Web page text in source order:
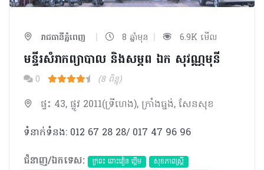
រាជធានីភ្នំពេញ | 8 ឆ្នាំមុន | 6.9K មើល
មន្ទីរសំរាកព្យាបាល និងសម្ភព ឯក សុវណ្ណមុនី
0 (8 ពិន្ទុ)
ផ្ទះ 43, ផ្លូវ 2011(ទ្រីហេង), ក្រាំងធ្នង់, សែនសុខ
ទំនាក់ទំនង: 012 67 28 28/ 017 47 96 96
ជំនាញ/ឯកទេស:
ក្រពះ ពោះវៀន ថ្លើម
សុខភាពស្រ្តី